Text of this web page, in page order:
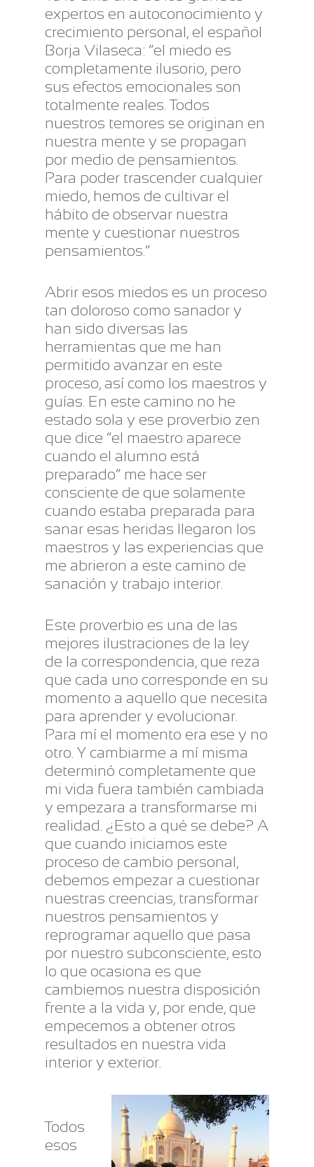
expertos en autoconocimiento y
crecimiento personal, el español
Borja Vilaseca: “el miedo es
completamente ilusorio, pero
sus efectos emocionales son
totalmente reales. Todos
nuestros temores se originan en
nuestra mente y se propagan
por medio de pensamientos.
Para poder trascender cualquier
miedo, hemos de cultivar el
hábito de observar nuestra
mente y cuestionar nuestros
pensamientos.”
Abrir esos miedos es un proceso
tan doloroso como sanador y
han sido diversas las
herramientas que me han
permitido avanzar en este
proceso, así como los maestros y
guías. En este camino no he
estado sola y ese proverbio zen
que dice “el maestro aparece
cuando el alumno está
preparado” me hace ser
consciente de que solamente
cuando estaba preparada para
sanar esas heridas llegaron los
maestros y las experiencias que
me abrieron a este camino de
sanación y trabajo interior.
Este proverbio es una de las
mejores ilustraciones de la ley
de la correspondencia, que reza
que cada uno corresponde en su
momento a aquello que necesita
para aprender y evolucionar.
Para mí el momento era ese y no
otro. Y cambiarme a mí misma
determinó completamente que
mi vida fuera también cambiada
y empezara a transformarse mi
realidad. ¿Esto a qué se debe? A
que cuando iniciamos este
proceso de cambio personal,
debemos empezar a cuestionar
nuestras creencias, transformar
nuestros pensamientos y
reprogramar aquello que pasa
por nuestro subconsciente, esto
lo que ocasiona es que
cambiemos nuestra disposición
frente a la vida y, por ende, que
empecemos a obtener otros
resultados en nuestra vida
interior y exterior.
Todos
esos